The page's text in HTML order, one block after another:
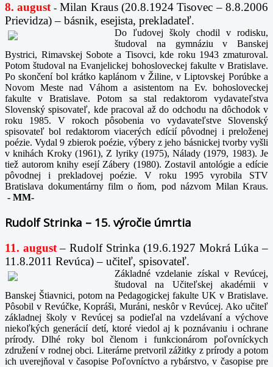
8. august -Milan Kraus (20.8.1924 Tisovec – 8.8.2006
Prievidza) – básnik, esejista, prekladateľ.
Do ľudovej školy chodil v rodisku,
študoval na gymnáziu v Banskej
Bystrici, Rimavskej Sobote a Tisovci, kde roku 1943 zmaturoval.
Potom študoval na Evanjelickej bohosloveckej fakulte v Bratislave.
Po skončení bol krátko kaplánom v Žiline, v Liptovskej Porúbke a
Novom Meste nad Váhom a asistentom na Ev. bohosloveckej
fakulte v Bratislave. Potom sa stal redaktorom vydavateľstva
Slovenský spisovateľ, kde pracoval až do odchodu na dôchodok v
roku 1985. V rokoch pôsobenia vo vydavateľstve Slovenský
spisovateľ bol redaktorom viacerých edícií pôvodnej i preloženej
poézie. Vydal 9 zbierok poézie, výbery z jeho básnickej tvorby vyšli
v knihách Kroky (1961), Z lyriky (1975), Nálady (1979, 1983). Je
tiež autorom knihy esejí Zábery (1980). Zostavil antológie a edície
pôvodnej i prekladovej poézie. V roku 1995 vyrobila STV
Bratislava dokumentárny film o ňom, pod názvom Milan Kraus.
- MM-
Rudolf Strinka – 15. výročie úmrtia
11. august – Rudolf Strinka (19.6.1927 Mokrá Lúka –
11.8.2011 Revúca) – učiteľ, spisovateľ.
Základné vzdelanie získal v Revúcej,
študoval na Učiteľskej akadémii v
Banskej Štiavnici, potom na Pedagogickej fakulte UK v Bratislave.
Pôsobil v Revúčke, Kopráši, Muráni, neskôr v Revúcej. Ako učiteľ
základnej školy v Revúcej sa podieľal na vzdelávaní a výchove
niekoľkých generácií detí, ktoré viedol aj k poznávaniu i ochrane
prírody. Dlhé roky bol členom i funkcionárom poľovníckych
združení v rodnej obci. Literárne pretvoril zážitky z prírody a potom
ich uverejňoval v časopise Poľovníctvo a rybárstvo, v časopise pre